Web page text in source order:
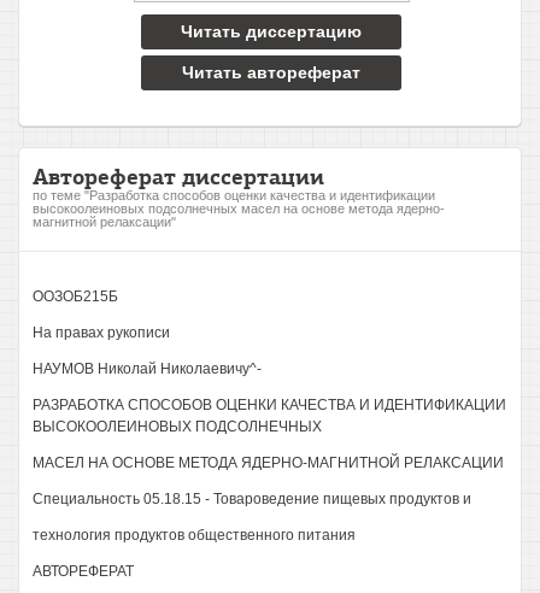
Читать диссертацию
Читать автореферат
Автореферат диссертации
по теме "Разработка способов оценки качества и идентификации
высокоолеиновых подсолнечных масел на основе метода ядерно-
магнитной релаксации"
ООЗОБ215Б
На правах рукописи
НАУМОВ Николай Николаевичу^-
РАЗРАБОТКА СПОСОБОВ ОЦЕНКИ КАЧЕСТВА И ИДЕНТИФИКАЦИИ
ВЫСОКООЛЕИНОВЫХ ПОДСОЛНЕЧНЫХ
МАСЕЛ НА ОСНОВЕ МЕТОДА ЯДЕРНО-МАГНИТНОЙ РЕЛАКСАЦИИ
Специальность 05.18.15 - Товароведение пищевых продуктов и
технология продуктов общественного питания
АВТОРЕФЕРАТ